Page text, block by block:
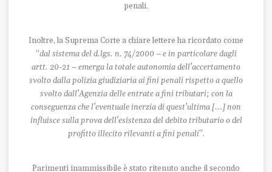
penali.
Inoltre, la Suprema Corte a chiare lettere ha ricordato come
“dal sistema del d.lgs. n. 74/2000 – e in particolare dagli
artt. 20-21 – emerga la totale autonomia dell’accertamento
svolto dalla polizia giudiziaria ai fini penali rispetto a quello
svolto dall’Agenzia delle entrate a fini tributari; con la
conseguenza che l’eventuale inerzia di quest’ultima [...] non
influisce sulla prova dell’esistenza del debito tributario o del
profitto illecito rilevanti a fini penali”.
Parimenti inammissibile è stato ritenuto anche il secondo